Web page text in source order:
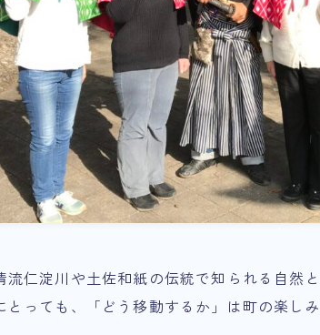
流仁淀川や土佐和紙の伝統で知られる自然
とっても、「どう移動するか」は町の楽し